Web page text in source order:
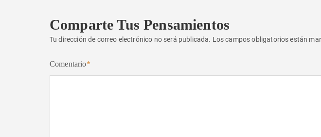
Comparte Tus Pensamientos
Tu dirección de correo electrónico no será publicada. Los campos obligatorios están
Comentario*